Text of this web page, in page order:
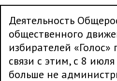
Деятельность
общественного
избирателей
связи с этим, с 8
больше не